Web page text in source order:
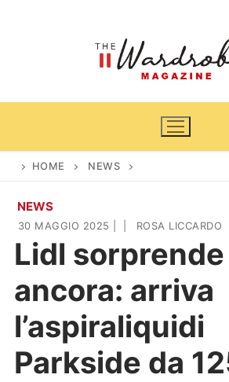
Home
News
Cinema e TV
Casa & Giardino
Arredamento
Piante e fiori
DIY
Lifestyle
HOME NEWS
NEWS
30 MAGGIO 2025 ROSA LICCARDO
Lidl sorprende
ancora: arriva
l’aspiraliquidi
Parkside da